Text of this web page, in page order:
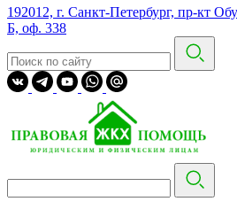
192012, г. Санкт-Петербург, пр-кт
Б, оф. 338